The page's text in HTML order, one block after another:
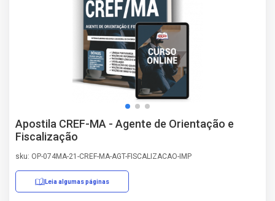
Apostila CREF-MA - Agente de Orientação e
Fiscalização
sku: OP-074MA-21-CREF-MA-AGT-FISCALIZACAO-IMP
Leia algumas páginas